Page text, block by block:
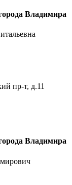
Владимира
пр-т, д.11
Владимира